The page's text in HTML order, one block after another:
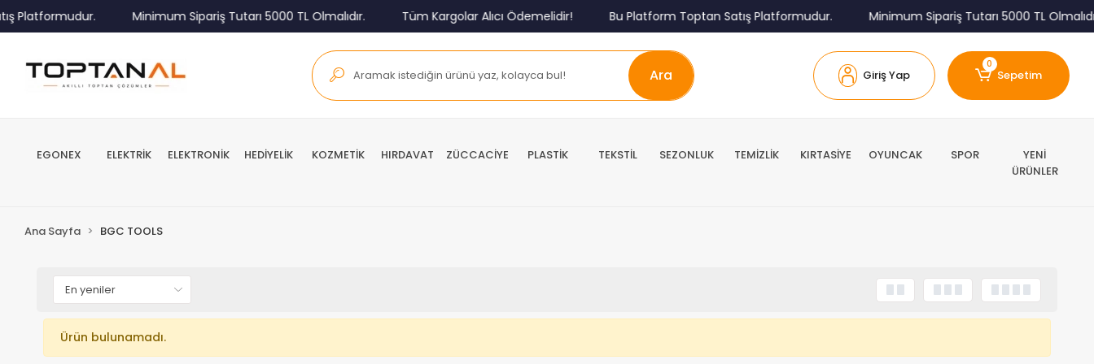
Platformudur. Minimum Sipariş Tutarı 5000 TL Olmalıdır. Tüm Kargolar Alıcı Ödemelidir! Bu Platform Toptan Satış Platformudur. Minimum Sipariş Tutarı 5000 TL
Ara Giriş Yap
0
Sepetim
EGONEX ELEKTRİK ELEKTRONİK HEDİYELİK KOZMETİK HIRDAVAT ZÜCCACİYE PLASTİK TEKSTİL SEZONLUK TEMİZLİK KIRTASİYE OYUNCAK SPOR
YENİ
ÜRÜNLER
Ana Sayfa BGC TOOLS
Ürün bulunamadı.